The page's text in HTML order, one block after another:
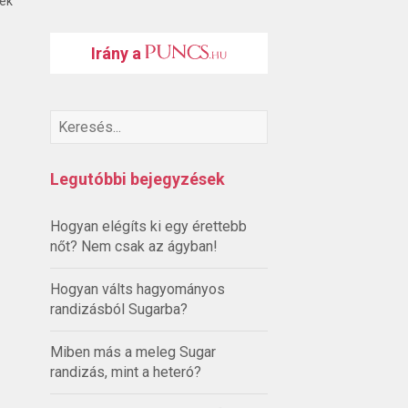
Irány a
Legutóbbi bejegyzések
Hogyan elégíts ki egy érettebb
nőt? Nem csak az ágyban!
Hogyan válts hagyományos
randizásból Sugarba?
Miben más a meleg Sugar
randizás, mint a heteró?